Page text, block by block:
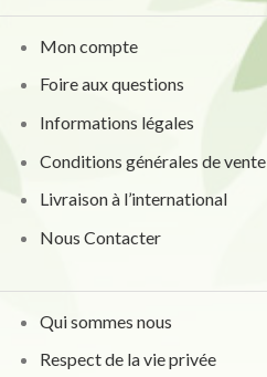
Mon compte
Foire aux questions
Informations légales
Conditions générales de vente
Livraison à l’international
Nous Contacter
Qui sommes nous
Respect de la vie privée